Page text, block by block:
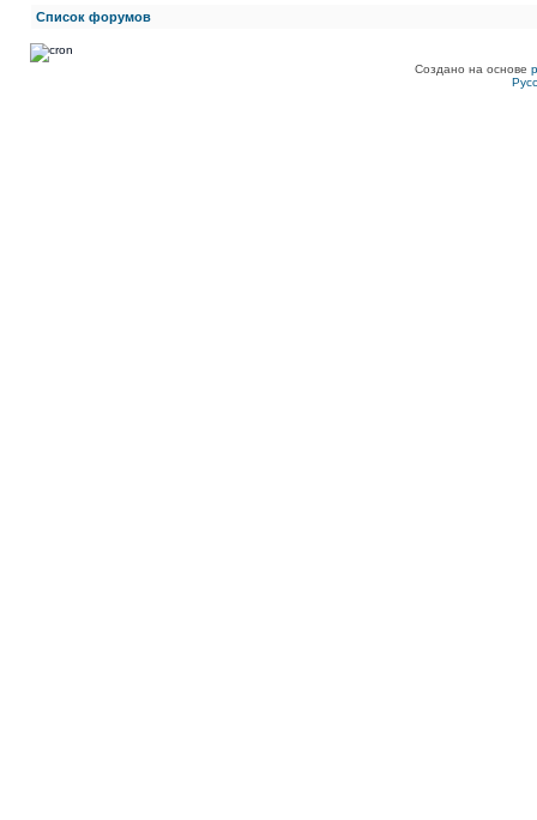
Список форумов
Создано на основе